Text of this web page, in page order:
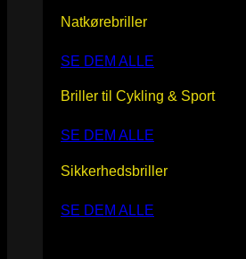
Natkørebriller
SE DEM ALLE
Briller til Cykling & Sport
SE DEM ALLE
Sikkerhedsbriller
SE DEM ALLE